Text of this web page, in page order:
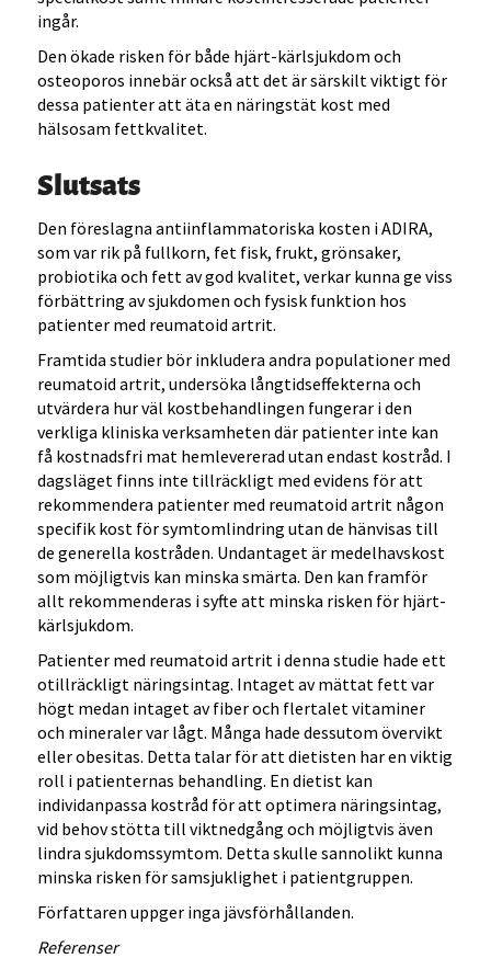
ingår.
Den ökade risken för både hjärt-kärlsjukdom och
osteoporos innebär också att det är särskilt viktigt för
dessa patienter att äta en näringstät kost med
hälsosam fettkvalitet.
Slutsats
Den föreslagna antiinflammatoriska kosten i ADIRA,
som var rik på fullkorn, fet fisk, frukt, grönsaker,
probiotika och fett av god kvalitet, verkar kunna ge viss
förbättring av sjukdomen och fysisk funktion hos
patienter med reumatoid artrit.
Framtida studier bör inkludera andra populationer med
reumatoid artrit, undersöka långtidseffekterna och
utvärdera hur väl kostbehandlingen fungerar i den
verkliga kliniska verksamheten där patienter inte kan
få kostnadsfri mat hemlevererad utan endast kostråd. I
dagsläget finns inte tillräckligt med evidens för att
rekommendera patienter med reumatoid artrit någon
specifik kost för symtomlindring utan de hänvisas till
de generella kostråden. Undantaget är medelhavskost
som möjligtvis kan minska smärta. Den kan framför
allt rekommenderas i syfte att minska risken för hjärt-
kärlsjukdom.
Patienter med reumatoid artrit i denna studie hade ett
otillräckligt näringsintag. Intaget av mättat fett var
högt medan intaget av fiber och flertalet vitaminer
och mineraler var lågt. Många hade dessutom övervikt
eller obesitas. Detta talar för att dietisten har en viktig
roll i patienternas behandling. En dietist kan
individanpassa kostråd för att optimera näringsintag,
vid behov stötta till viktnedgång och möjligtvis även
lindra sjukdomssymtom. Detta skulle sannolikt kunna
minska risken för samsjuklighet i patientgruppen.
Författaren uppger inga jävsförhållanden.
Referenser